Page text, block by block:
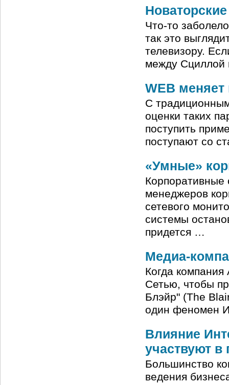
Что-то
так это
телевизору.
между Сциллой
WEB
С
оценки таких
поступить
поступают со
«Умные»
Корпоративные
менеджеров
сетевого
системы
придется …
Медиа-
Когда
Сетью, чтобы
Блэйр" (The
один феномен
Влияние
участвуют в
Большинство
ведения